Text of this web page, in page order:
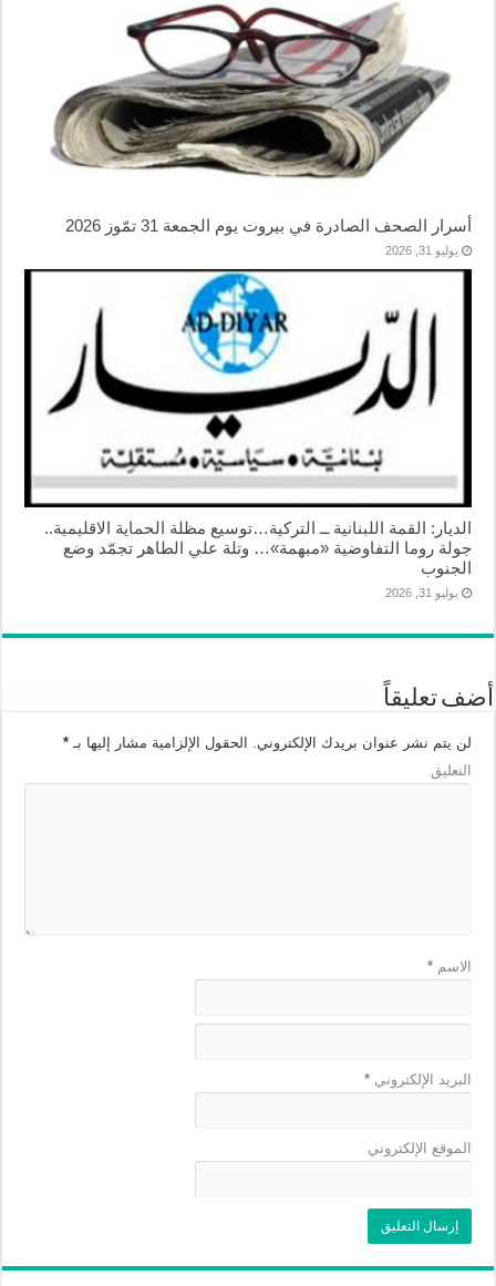
أسرار الصحف الصادرة في بيروت يوم الجمعة 31 تمّوز 2026
يوليو 31, 2026
الديار: القمة اللبنانية ــ التركية…توسيع مظلة الحماية الاقليمية..
جولة روما التفاوضية «مبهمة»… وتلة علي الطاهر تجمّد وضع
الجنوب
يوليو 31, 2026
أضف تعليقاً
لن يتم نشر عنوان بريدك الإلكتروني. الحقول الإلزامية مشار إليها بـ*
التعليق
الاسم*
البريد الإلكتروني*
الموقع الإلكتروني